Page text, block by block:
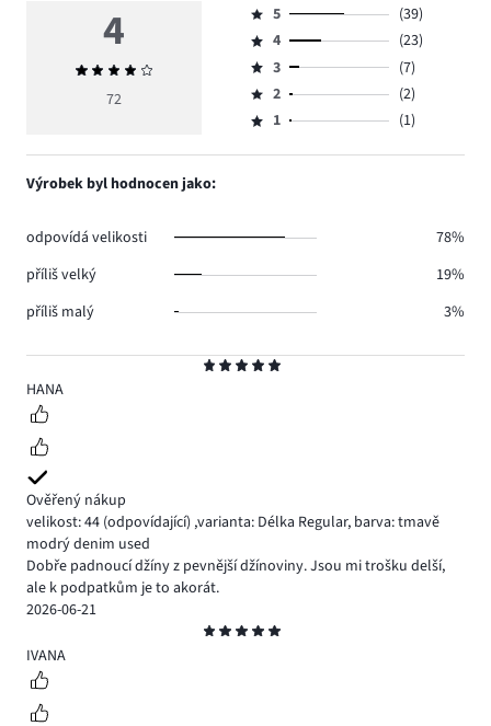
5
HANA
Ověřený nákup
velikost: 44 (odpovídající) ,varianta: Délka Regular, barva: tmavě
modrý denim used
Dobře padnoucí džíny z pevnější džínoviny. Jsou mi trošku delší,
ale k podpatkům je to akorát.
2026-06-21
5
IVANA
4
Průměrné
hodnocení
72
Hodnocení
5,
počet
hlasů
39.
5
(39)
Hodnocení
4,
počet
hlasů
4
(23)
Hodnocení
3,
počet
3
(7)
Hodnocení
2,
2
(2)
Hodnocení
1,
1 (1)
Výrobek byl hodnocen jako:
odpovídá velikosti
78%
příliš velký
19%
příliš malý
3%